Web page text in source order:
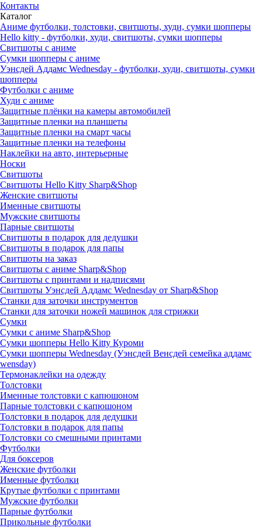
Контакты
Каталог
Аниме футболки, толстовки, свитшоты, худи, сумки шопперы
Hello kitty - футболки, худи, свитшоты, сумки шопперы
Свитшоты с аниме
Сумки шопперы с аниме
Уэнсдей Аддамс Wednesday - футболки, худи, свитшоты, сумки
шопперы
Футболки с аниме
Худи с аниме
Защитные плёнки на камеры автомобилей
Защитные пленки на планшеты
Защитные пленки на смарт часы
Защитные пленки на телефоны
Наклейки на авто, интерьерные
Носки
Свитшоты
Cвитшоты Hello Kitty Sharp&Shop
Женские свитшоты
Именные свитшоты
Мужские свитшоты
Парные свитшоты
Свитшоты в подарок для дедушки
Свитшоты в подарок для папы
Свитшоты на заказ
Свитшоты с аниме Sharp&Shop
Свитшоты с принтами и надписями
Свитшоты Уэнсдей Аддамс Wednesday от Sharp&Shop
Станки для заточки инструментов
Станки для заточки ножей машинок для стрижки
Сумки
Сумки с аниме Sharp&Shop
Сумки шопперы Hello Kitty Куроми
Сумки шопперы Wednesday (Уэнсдей Венсдей семейка аддамс
wensday)
Термонаклейки на одежду
Толстовки
Именные толстовки с капюшоном
Парные толстовки с капюшоном
Толстовки в подарок для дедушки
Толстовки в подарок для папы
Толстовки со смешными принтами
Футболки
Для боксеров
Женские футболки
Именные футболки
Крутые футболки с принтами
Мужские футболки
Парные футболки
Прикольные футболки